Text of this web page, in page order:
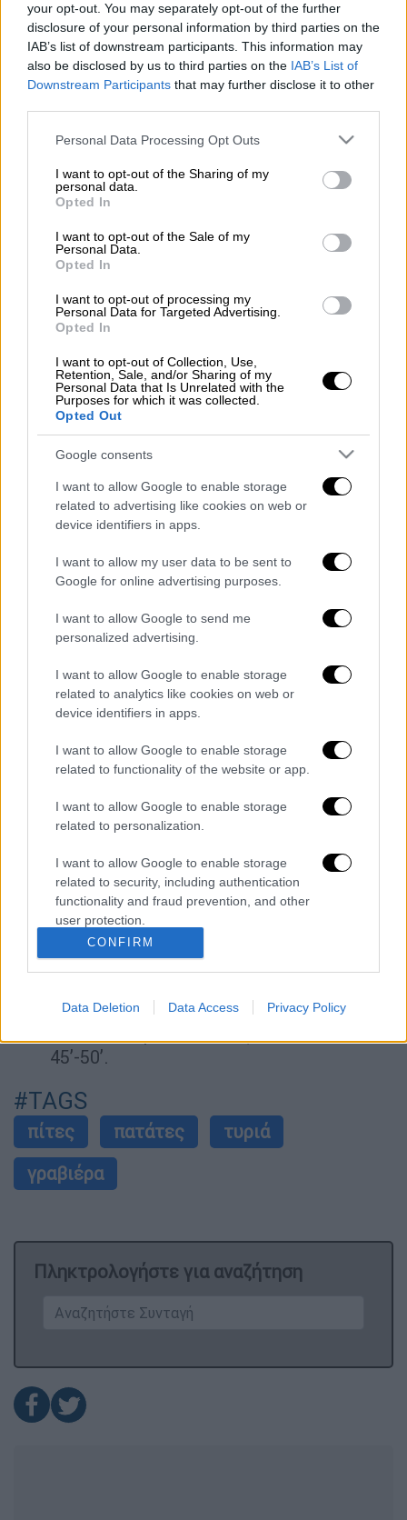
your opt-out. You may separately opt-out of the further
disclosure of your personal information by third parties on the
IAB’s list of downstream participants. This information may
also be disclosed by us to third parties on the IAB’s List of
Downstream Participants that may further disclose it to other
Please note that this website/app uses one or more Google
not limited to your visit or usage behaviour. You may click to
grant or deny consent to Google and its third-party tags to
use your data for below specified purposes in below Google
consent section.
Personal Data Processing Opt Outs
I want to opt-out of the Sharing of my
personal data.
Opted In
I want to opt-out of the Sale of my
Personal Data.
Opted In
I want to opt-out of processing my
Personal Data for Targeted Advertising.
Opted In
I want to opt-out of Collection, Use,
Retention, Sale, and/or Sharing of my
Personal Data that Is Unrelated with the
Purposes for which it was collected.
Opted Out
Google consents
I want to allow Google to enable storage
related to advertising like cookies on web or
device identifiers in apps.
I want to allow my user data to be sent to
Google for online advertising purposes.
I want to allow Google to send me
personalized advertising.
I want to allow Google to enable storage
related to analytics like cookies on web or
device identifiers in apps.
I want to allow Google to enable storage
related to functionality of the website or app.
I want to allow Google to enable storage
related to personalization.
I want to allow Google to enable storage
related to security, including authentication
functionality and fraud prevention, and other
user protection.
CONFIRM
Data Deletion Data Access Privacy Policy
Εκτέλεση
Βράζετε τις πατάτες για 10’ σε
αλατισμένο νερό και τις στραγγίζετε.
Βουτυρώνετε ένα ταψί και λιώνετε το
υπόλοιπο βούτυρο σε αντικολλητικό
τηγάνι.
Ρίχνετε τα κρεμμύδια και τα σοτάρετε
μέχρι να ροδίσουν αυτά.
σοταρισμένα κρεμμύδια και ρίχνετε στο
τηγάνι τις πατάτες με λίγο ακόμη
βούτυρο, αν χρειάζεται. Τις αφήνετε να
σοταρισθούν ελαφρά για 2’-3’ γυρίζοντας
τις -δεν πειράζει και να λιώσουν
κάποιες.
Βάζετε σε πυρίμαχο σκεύος ή σε
κρεμμύδια, πασπαλίζετε με το μυρωδικό
και κατόπιν απλώνετε φέτες τυριών.
Επαναλαμβάνετε τη διαδικασία μέχρι να
τελειώσουν τα υλικά.
Χτυπάτε την κρέμα γάλακτος ή το
περιεχόμενο του ταψιού. Αφήνετε για
45’-50’.
#TAGS
πίτες πατάτες
τυριά
γραβιέρα
Πληκτρολογήστε για αναζήτηση
Υλικά
500 γρ. πατάτες καθαρισμένες
κομμένες σε ροδέλες
100 γρ. μετσοβόνε σε φέτες
1 κρεμμύδι ξερό και 2 φρέσκα
ψιλοκομμένα
2 κουταλιές της σούπας άνηθος ή
μαϊντανός ψιλοκομμένος
8 αυγά
200 γρ. κρέμα γάλακτος ή γάλα
αλάτι, πιπέρι